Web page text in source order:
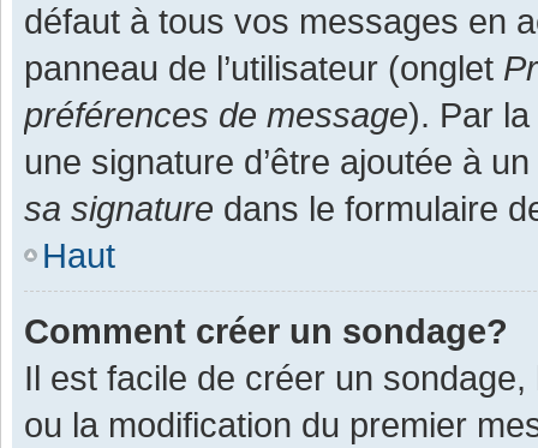
défaut à tous vos messages en
panneau de l’utilisateur (onglet
préférences de message). Par
une signature d’être ajoutée à
sa signature dans le formulaire
Haut
Comment créer un sondage?
Il est facile de créer un
ou la modification du premier